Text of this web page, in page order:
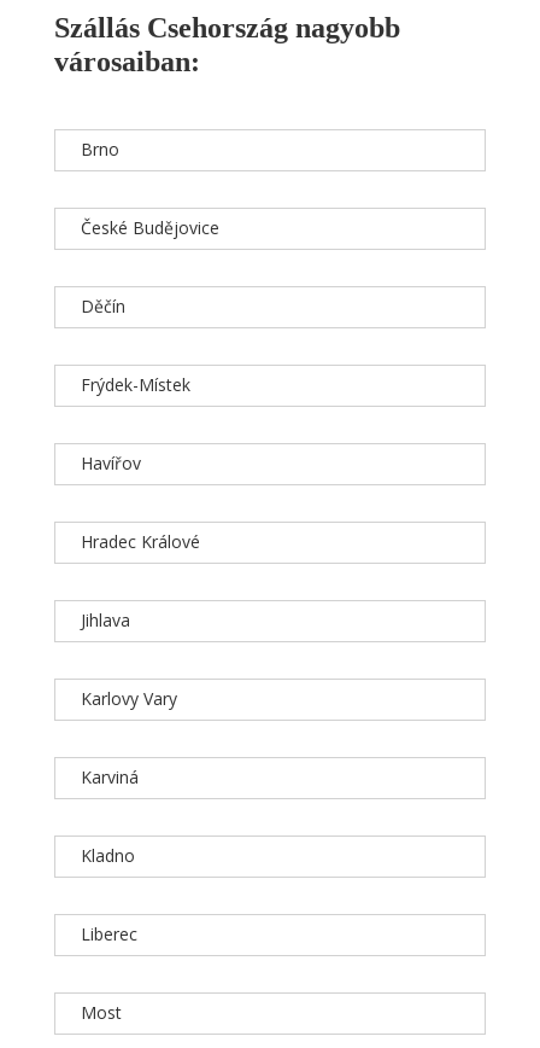
Szállás Csehország nagyobb
városaiban:
Brno
České Budějovice
Děčín
Frýdek-Místek
Havířov
Hradec Králové
Jihlava
Karlovy Vary
Karviná
Kladno
Liberec
Most